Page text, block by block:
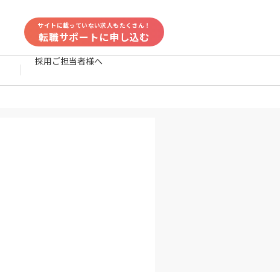
サイトに載っていない求人もたくさん！
転職サポートに申し込む
採用ご担当者様へ